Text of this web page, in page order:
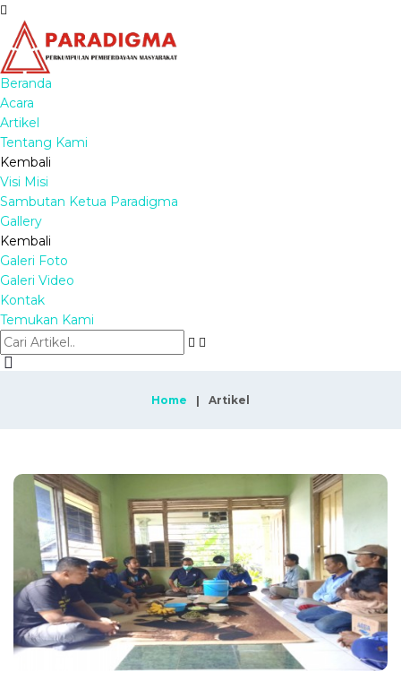
Beranda
Acara
Artikel
Tentang Kami
Kembali
Visi Misi
Sambutan Ketua Paradigma
Gallery
Kembali
Galeri Foto
Galeri Video
Kontak
Temukan Kami
Home Artikel